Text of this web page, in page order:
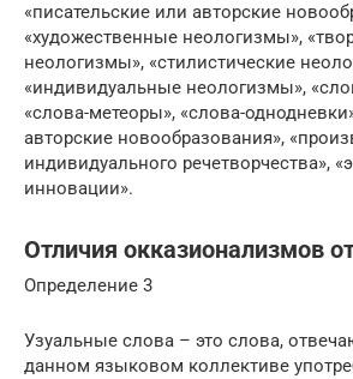
«писательские или авторские
«художественные неологизмы»,
неологизмы», «стилистические
«индивидуальные неологизмы»,
«слова-метеоры», «слова-
авторские новообразования»,
индивидуального речетворчества»,
инновации».
Отличия окказионализмов
Определение 3
Узуальные слова – это слова,
данном языковом коллективе